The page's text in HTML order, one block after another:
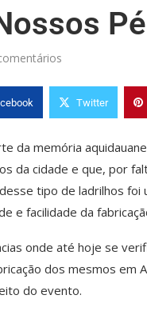
Twitter
da memória
da cidade e que, por
tipo de ladrilhos
e facilidade da
onde até hoje se
dos mesmos em
do evento.